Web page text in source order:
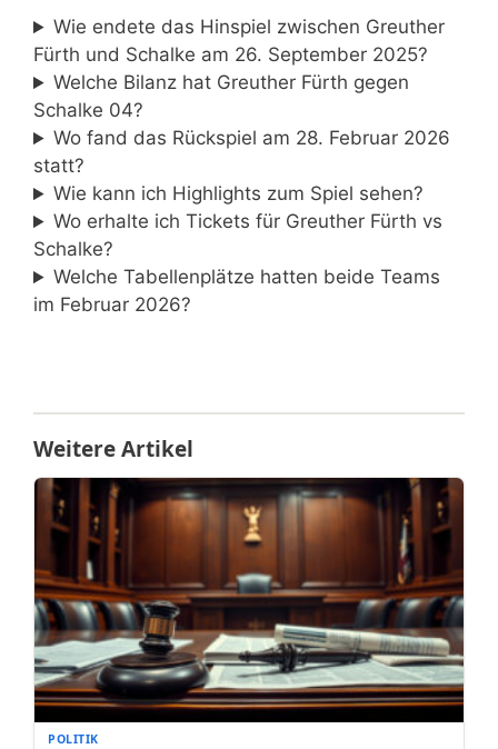
Wie endete das Hinspiel zwischen Greuther
Fürth und Schalke am 26. September 2025?
Welche Bilanz hat Greuther Fürth gegen
Schalke 04?
Wo fand das Rückspiel am 28. Februar 2026
statt?
Wie kann ich Highlights zum Spiel sehen?
Wo erhalte ich Tickets für Greuther Fürth vs
Schalke?
Welche Tabellenplätze hatten beide Teams
im Februar 2026?
Weitere Artikel
POLITIK